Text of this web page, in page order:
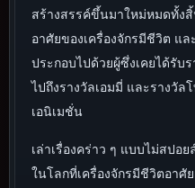
สร้างสรรค์ขึ้นมาใหม่หมดทั้ง
อาศัยของเครื่องจักรมีชีวิต แ
ประกอบไปด้วยผู้ซึ่งเคยได้รับ
ไปถึงรางวัลเอมมี่ และรางวั
เอนิเมชั่น
เล่าเรื่องคร่าว ๆ แบบไม่สปอย
ในโลกที่เครื่องจักรมีชีวิตอาศั